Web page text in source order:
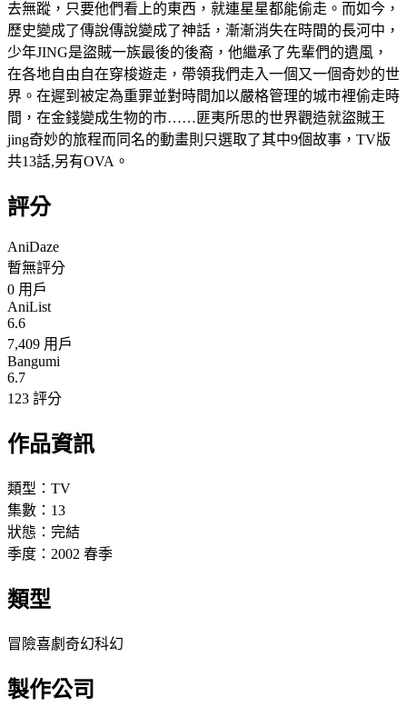
去無蹤，只要他們看上的東西，就連星星都能偷走。而如今，
歷史變成了傳說傳說變成了神話，漸漸消失在時間的長河中，
少年JING是盜賊一族最後的後裔，他繼承了先輩們的遺風，
在各地自由自在穿梭遊走，帶領我們走入一個又一個奇妙的世
界。在遲到被定為重罪並對時間加以嚴格管理的城市裡偷走時
間，在金錢變成生物的市……匪夷所思的世界觀造就盜賊王
jing奇妙的旅程而同名的動畫則只選取了其中9個故事，TV版
共13話,另有OVA。
評分
AniDaze
暫無評分
0 用戶
AniList
6.6
7,409 用戶
Bangumi
6.7
123 評分
作品資訊
類型： TV
集數： 13
狀態： 完結
季度： 2002 春季
類型
冒險喜劇 奇幻科幻
製作公司